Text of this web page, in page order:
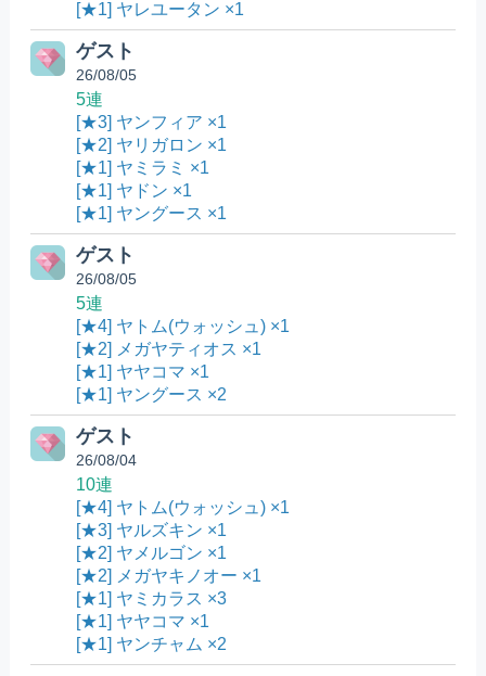
[★1] ヤレユータン ×1
ゲスト
26/08/05
5連
[★3] ヤンフィア ×1
[★2] ヤリガロン ×1
[★1] ヤミラミ ×1
[★1] ヤドン ×1
[★1] ヤングース ×1
ゲスト
26/08/05
5連
[★4] ヤトム(ウォッシュ) ×1
[★2] メガヤティオス ×1
[★1] ヤヤコマ ×1
[★1] ヤングース ×2
ゲスト
26/08/04
10連
[★4] ヤトム(ウォッシュ) ×1
[★3] ヤルズキン ×1
[★2] ヤメルゴン ×1
[★2] メガヤキノオー ×1
[★1] ヤミカラス ×3
[★1] ヤヤコマ ×1
[★1] ヤンチャム ×2